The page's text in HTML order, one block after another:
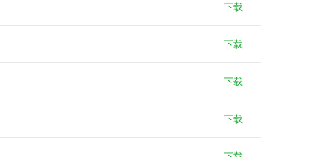
下载
下载
下载
下载